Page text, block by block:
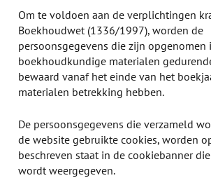
Om te voldoen aan de verplichtingen
Boekhoudwet (1336/1997), worden de
persoonsgegevens die zijn opgenomen
boekhoudkundige materialen
bewaard vanaf het einde van het
materialen betrekking hebben.
De persoonsgegevens die verzameld
de website gebruikte cookies, worden
beschreven staat in de cookiebanner
wordt weergegeven.